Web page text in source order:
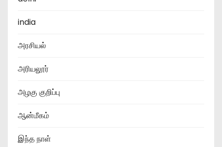
india
அரசியல்
அரியலூர்
அழகு குறிப்பு
ஆன்மீகம்
இந்த நாள்